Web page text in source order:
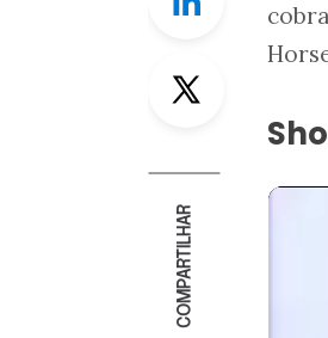
Twitter
COMPARTILHAR